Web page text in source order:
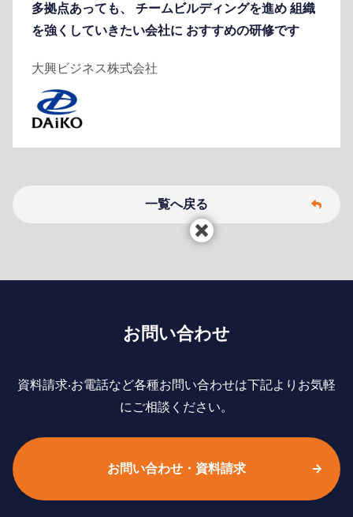
多拠点あっても、 チームビルディングを進め 組織
を強くしていきたい会社に おすすめの研修です
大興ビジネス株式会社
一覧へ戻る
お問い合わせ
資料請求‧お電話など各種お問い合わせは下記よりお気軽
にご相談ください。
お問い合わせ・資料請求